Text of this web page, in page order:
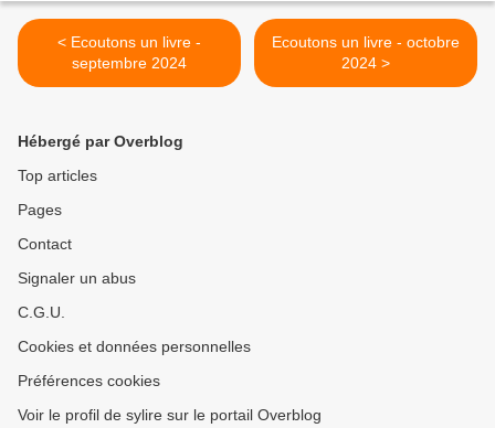
< Ecoutons un livre -
septembre 2024
Ecoutons un livre - octobre
2024 >
Hébergé par Overblog
Top articles
Pages
Contact
Signaler un abus
C.G.U.
Cookies et données personnelles
Préférences cookies
Voir le profil de sylire sur le portail Overblog